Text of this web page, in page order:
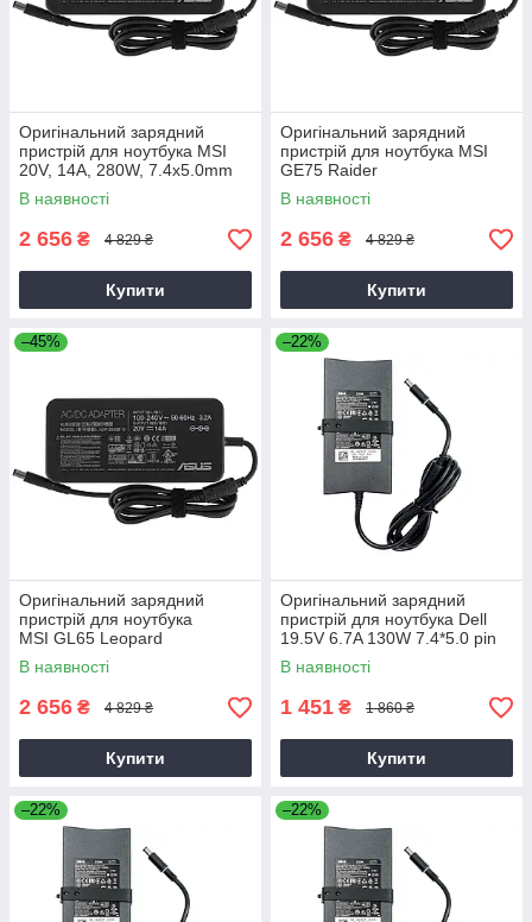
Оригінальний зарядний
пристрій для ноутбука MSI
20V, 14A, 280W, 7.4x5.0mm
В наявності
2 656 ₴ 4 829 ₴
Купити
Оригінальний зарядний
пристрій для ноутбука MSI
GE75 Raider
В наявності
2 656 ₴ 4 829 ₴
Купити
–45%
Оригінальний зарядний
пристрій для ноутбука
MSI GL65 Leopard
В наявності
2 656 ₴ 4 829 ₴
Купити
–22%
Оригінальний зарядний
пристрій для ноутбука Dell
19.5V 6.7A 130W 7.4*5.0 pin
Slim (PA-4E)
В наявності
1 451 ₴ 1 860 ₴
Купити
–22% –22%